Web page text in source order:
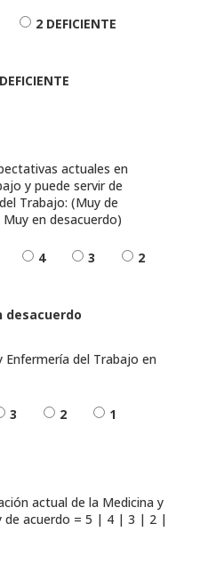
2 DEFICIENTE
actuales en
y puede servir de
Trabajo: (Muy de
en desacuerdo)
4 3 2
desacuerdo
Enfermería del Trabajo en
3 2 1
actual de la Medicina y
de acuerdo = 5 | 4 | 3 | 2 |